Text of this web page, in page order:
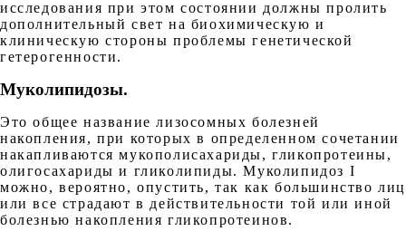
исследования при этом состоянии должны пролить
дополнительный свет на биохимическую и
клиническую стороны проблемы генетической
гетерогенности.
Муколипидозы.
Это общее название лизосомных болезней
накопления, при которых в определенном сочетании
накапливаются мукополисахариды, гликопротеины,
олигосахариды и гликолипиды. Муколипидоз I
можно, вероятно, опустить, так как большинство лиц
или все страдают в действительности той или иной
болезнью накопления гликопротеинов.